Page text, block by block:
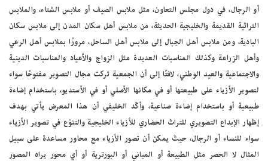
أو الرجال، في دول مجلس التعاون، مثل ملابس الصيف أو ملابس الشتاء، والملابس
التراثية القديمة والخليجية الحديثة، من ملابس أهل سكان المدن إلى ملابس سكان
البادية، ومن ملابس أهل الجبال إلى ملابس أهل الساحل، مرورًا بملابس أهل الرعي
وأهل الزراعة وكذلك المناسبات العديدة مثل الزواج والأعياد والمناسبات الدينية
والاجتماعية والعيد الوطني، لافتًا إلى أن الجمعية تركت مجال التصوير مفتوحًا سواء
لتصوير الأزياء على طبيعتها أو في مكانها الأصلي أو في الأستديو، باستخدام إضاءة
طبيعية أو باستخدام إضاءة صناعية، وأكّد الخليفي أن هذا المعرض يأتي بهدف
إظهار الإبداع التصويري للتراث الحضاري للأزياء الخليجية والتنوّع في تصوير الأزياء
سواء للنساء أو الرجال، حيث يمكن أن تصور الأزياء مع محاور مساعدة على سبيل
المثال لا الحصر مثل الطبيعة أو المباني أو البورترية أو أي محور يراه المصور